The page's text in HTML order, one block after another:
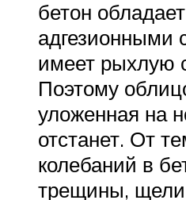
бетон
адгезионными
имеет рыхлую
Поэтому
уложенная на
отстанет. От
колебаний в
трещины,